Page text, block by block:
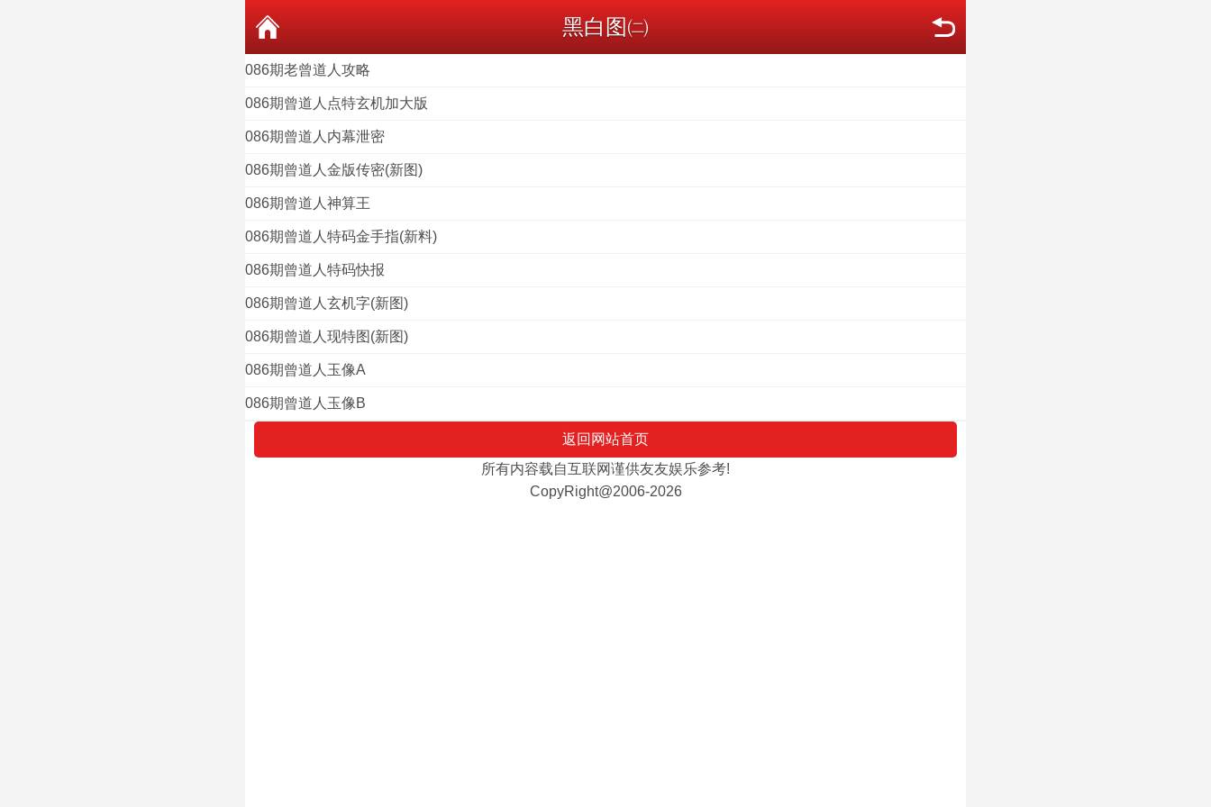
黑白图㈡
086期老曾道人攻略
086期曾道人点特玄机加大版
086期曾道人内幕泄密
086期曾道人金版传密(新图)
086期曾道人神算王
086期曾道人特码金手指(新料)
086期曾道人特码快报
086期曾道人玄机字(新图)
086期曾道人现特图(新图)
086期曾道人玉像A
086期曾道人玉像B
返回网站首页
所有内容载自互联网谨供友友娱乐参考!
CopyRight@2006-2026